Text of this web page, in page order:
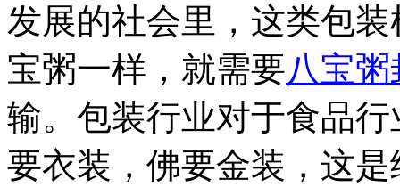
发展的社会里，这类包
宝粥一样，就需要八宝
输。包装行业对于食品
要衣装，佛要金装，这